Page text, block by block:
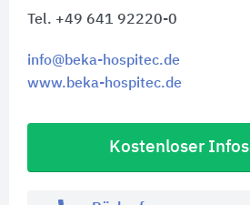
Tel. +49 641 92220-0
info@beka-hospitec.de
www.beka-hospitec.de
Kostenloser